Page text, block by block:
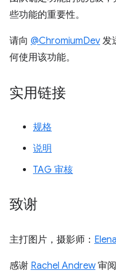
些功能的重要性。
请向 @ChromiumDev 发
何使用该功能。
实用链接
规格
说明
TAG 审核
致谢
主打图片，摄影师：
感谢 Rachel Andrew审阅